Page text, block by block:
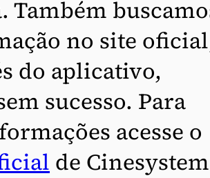
Também
no site
do aplicativo,
sucesso. Para
acesse o
de